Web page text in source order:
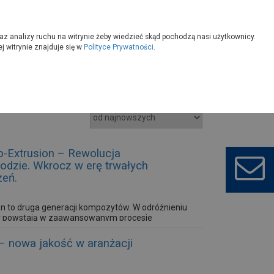
Extrusion – Rewolucja
Wkrocz w erę trwałych
to druga generacji kompozytów. W odróżnieniu
w zaawansowanym procesie
nowa jakość w aranżacji
analizy ruchu na witrynie żeby wiedzieć skąd pochodzą nasi użytkownicy.
witrynie znajduje się w Polityce Prywatności.